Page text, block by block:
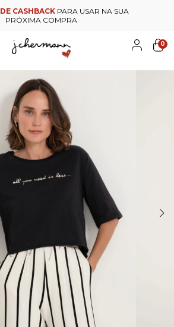
CASHBACK PARA USAR NA SUA
PRÓXIMA COMPRA
0